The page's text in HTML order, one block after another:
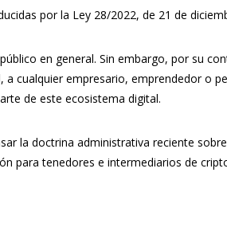
por la Ley 28/2022, de 21 de
en general. Sin embargo, por su
a cualquier empresario, emprendedor o
de este ecosistema digital.
la doctrina administrativa reciente
para tenedores e intermediarios de